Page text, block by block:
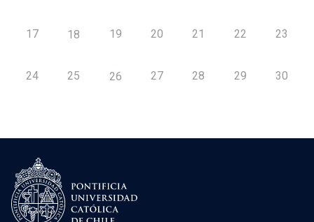
17 18 19 20 21 22 23
24 25 26 27 28 29 30